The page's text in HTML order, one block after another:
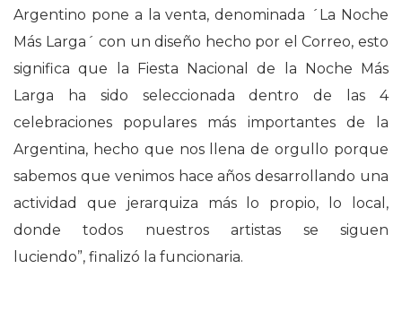
Argentino pone a la venta, denominada ´La Noche
Más Larga´ con un diseño hecho por el Correo, esto
significa que la Fiesta Nacional de la Noche Más
Larga ha sido seleccionada dentro de las 4
celebraciones populares más importantes de la
Argentina, hecho que nos llena de orgullo porque
sabemos que venimos hace años desarrollando una
actividad que jerarquiza más lo propio, lo local,
donde todos nuestros artistas se siguen
luciendo”, finalizó la funcionaria.